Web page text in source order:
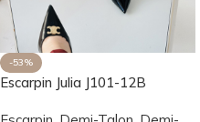
-53%
Escarpin Julia J101-12B